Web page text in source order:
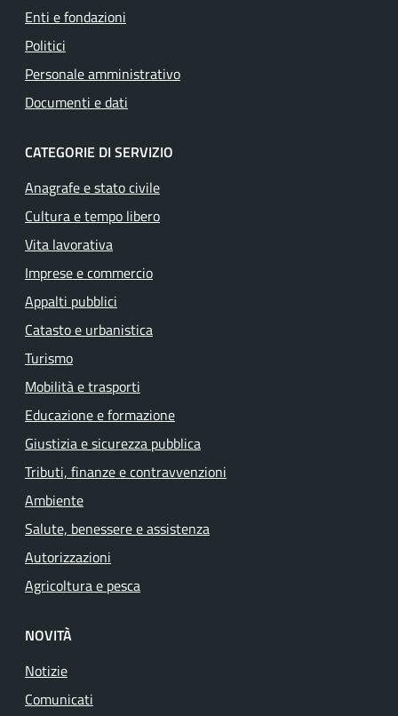
Enti e fondazioni
Politici
Personale amministrativo
Documenti e dati
CATEGORIE DI SERVIZIO
Anagrafe e stato civile
Cultura e tempo libero
Vita lavorativa
Imprese e commercio
Appalti pubblici
Catasto e urbanistica
Turismo
Mobilità e trasporti
Educazione e formazione
Giustizia e sicurezza pubblica
Tributi, finanze e contravvenzioni
Ambiente
Salute, benessere e assistenza
Autorizzazioni
Agricoltura e pesca
NOVITÀ
Notizie
Comunicati